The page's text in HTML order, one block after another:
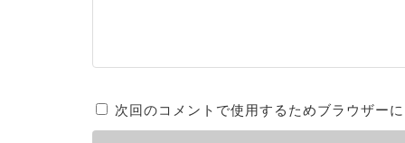
次回のコメントで使用するためブラウザー